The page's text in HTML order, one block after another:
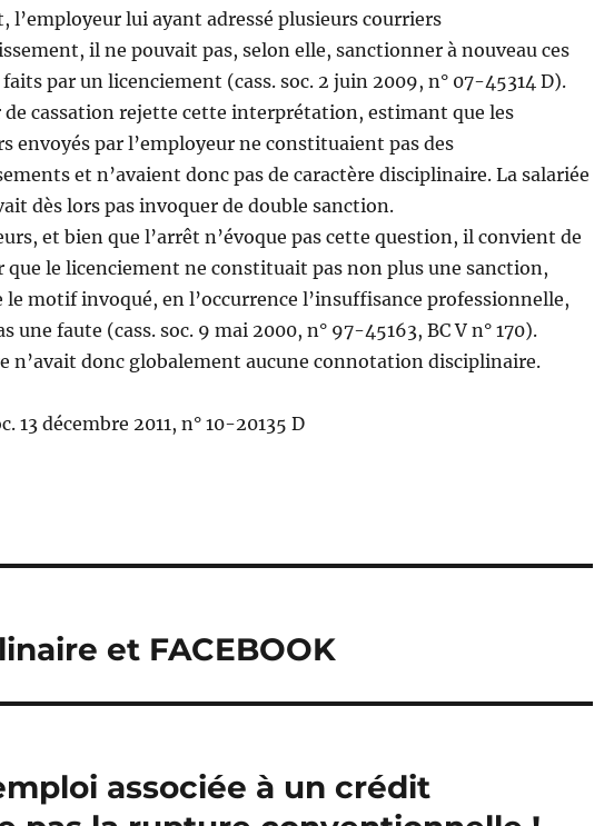
l’employeur lui ayant adressé plusieurs courriers
il ne pouvait pas, selon elle, sanctionner à nouveau ces
par un licenciement (cass. soc. 2 juin 2009, n° 07-45314 D).
de cassation rejette cette interprétation, estimant que les
envoyés par l’employeur ne constituaient pas des
et n’avaient donc pas de caractère disciplinaire. La salariée
dès lors pas invoquer de double sanction.
et bien que l’arrêt n’évoque pas cette question, il convient de
que le licenciement ne constituait pas non plus une sanction,
le motif invoqué, en l’occurrence l’insuffisance professionnelle,
une faute (cass. soc. 9 mai 2000, n° 97-45163, BC V n° 170).
n’avait donc globalement aucune connotation disciplinaire.
13 décembre 2011, n° 10-20135 D
et FACEBOOK
associée à un crédit